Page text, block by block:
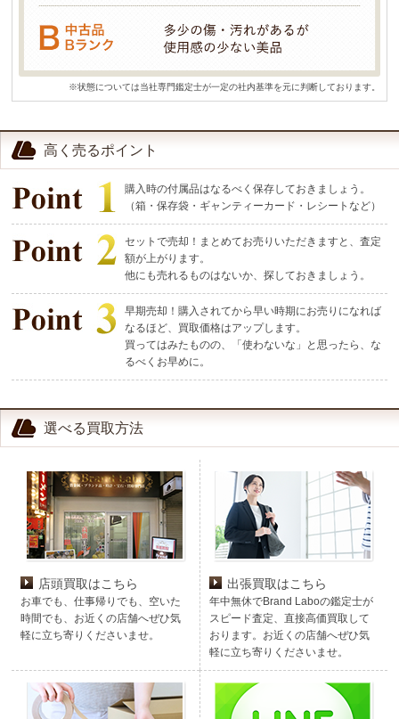
※状態については当社専門鑑定士が一定の社内基準を元に判断しております。
高く売るポイント
購入時の付属品はなるべく保存しておきましょう。
（箱・保存袋・ギャンティーカード・レシートなど）
セットで売却！まとめてお売りいただきますと、査定
額が上がります。
他にも売れるものはないか、探しておきましょう。
早期売却！購入されてから早い時期にお売りになれば
なるほど、買取価格はアップします。
買ってはみたものの、「使わないな」と思ったら、な
るべくお早めに。
選べる買取方法
店頭買取はこちら
お車でも、仕事帰りでも、空いた
時間でも、お近くの店舗へぜひ気
軽に立ち寄りくださいませ。
出張買取はこちら
年中無休でBrand Laboの鑑定士が
スピード査定、直接高価買取して
おります。お近くの店舗へぜひ気
軽に立ち寄りくださいませ。